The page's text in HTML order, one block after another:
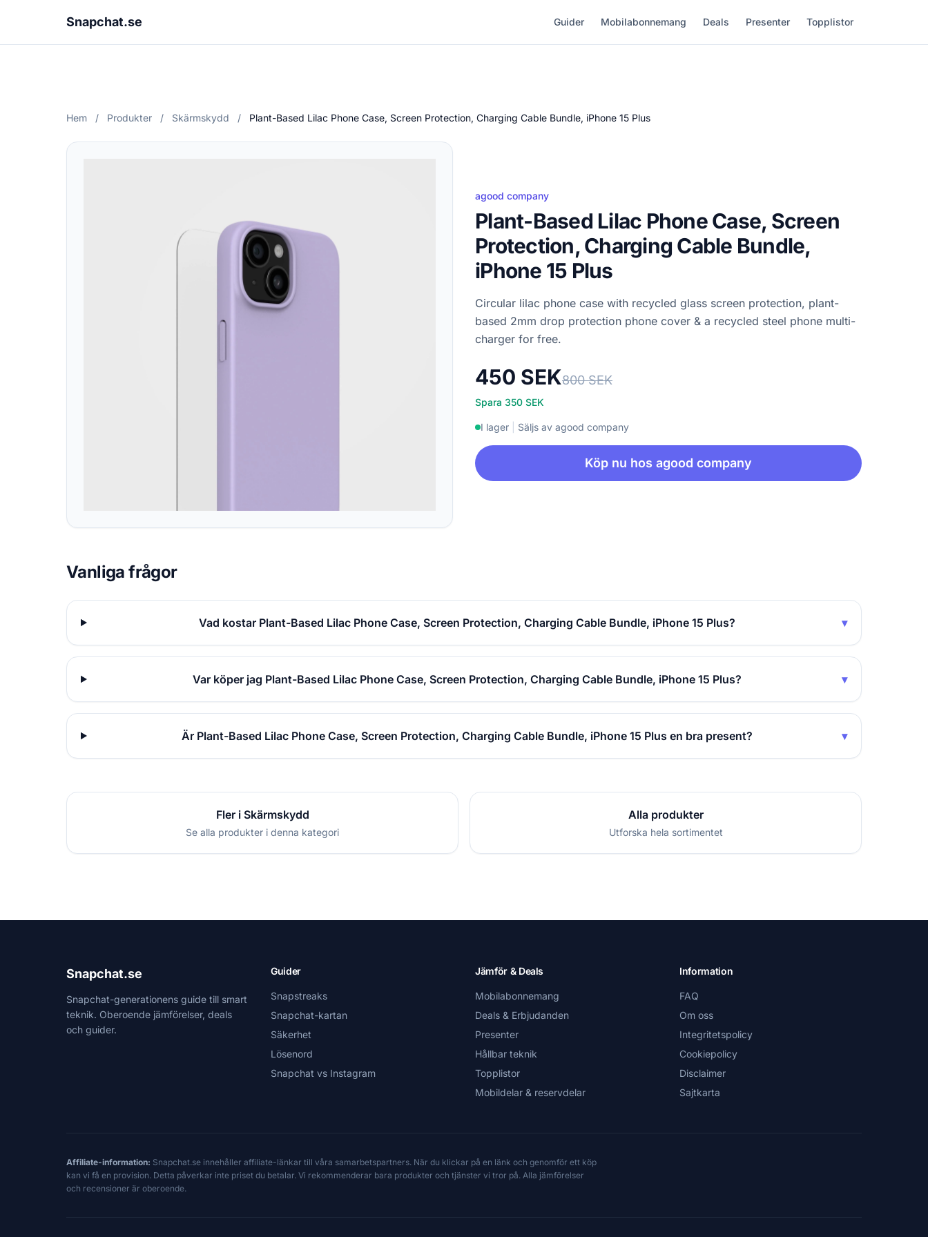
Snapchat.se Guider Mobilabonnemang Deals Presenter Topplistor
Hem / Produkter / Skärmskydd / Plant-Based Lilac Phone Case, Screen Protection, Charging Cable Bundle, iPhone 15 Plus
agood company
Plant-Based Lilac Phone Case, Screen
Protection, Charging Cable Bundle,
iPhone 15 Plus
Circular lilac phone case with recycled glass screen protection, plant-
based 2mm drop protection phone cover & a recycled steel phone multi-
charger for free.
450 SEK800 SEK
Spara 350 SEK
I lager Säljs av agood company
Köp nu hos agood company
Vanliga frågor
Vad kostar Plant-Based Lilac Phone Case, Screen Protection, Charging Cable Bundle, iPhone 15 Plus? ▾
Var köper jag Plant-Based Lilac Phone Case, Screen Protection, Charging Cable Bundle, iPhone 15 Plus? ▾
Är Plant-Based Lilac Phone Case, Screen Protection, Charging Cable Bundle, iPhone 15 Plus en bra present? ▾
Fler i Skärmskydd
Se alla produkter i denna kategori
Alla produkter
Utforska hela sortimentet
Snapchat.se
Snapchat-generationens guide till smart
teknik. Oberoende jämförelser, deals
och guider.
Guider
Snapstreaks
Snapchat-kartan
Säkerhet
Lösenord
Snapchat vs Instagram
Jämför & Deals
Mobilabonnemang
Deals & Erbjudanden
Presenter
Hållbar teknik
Topplistor
Mobildelar & reservdelar
Information
FAQ
Om oss
Integritetspolicy
Cookiepolicy
Disclaimer
Sajtkarta
Affiliate-information: Snapchat.se innehåller affiliate-länkar till våra samarbetspartners. När du klickar på en länk och genomför ett köp
kan vi få en provision. Detta påverkar inte priset du betalar. Vi rekommenderar bara produkter och tjänster vi tror på. Alla jämförelser
och recensioner är oberoende.